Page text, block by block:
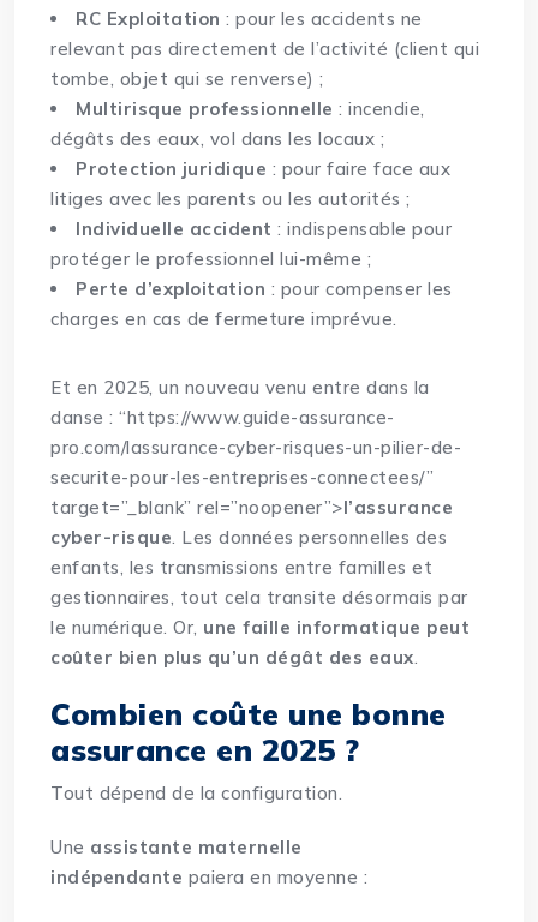
RC Exploitation : pour les accidents ne
relevant pas directement de l’activité (client qui
tombe, objet qui se renverse) ;
Multirisque professionnelle :incendie,
dégâts des eaux, vol dans les locaux ;
Protection juridique : pour faire face aux
litiges avec les parents ou les autorités ;
Individuelle accident : indispensable pour
protéger le professionnel lui-même ;
Perte d’exploitation : pour compenser les
charges en cas de fermeture imprévue.
Et en 2025, un nouveau venu entre dans la
danse:“https://www.guide-assurance-
pro.com/lassurance-cyber-risques-un-pilier-de-
securite-pour-les-entreprises-connectees/”
target=”_blank” rel=”noopener”>l’assurance
cyber-risque. Les données personnelles des
enfants, les transmissions entre familles et
gestionnaires, tout cela transite désormais par
le numérique. Or, une faille informatique peut
coûter bien plus qu’un dégât des eaux.
Combien coûte une bonne
assurance en 2025 ?
Tout dépend de la configuration.
Une assistante maternelle
indépendante paiera en moyenne :